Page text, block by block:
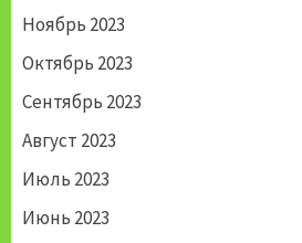
Ноябрь 2023
Октябрь 2023
Сентябрь 2023
Август 2023
Июль 2023
Июнь 2023